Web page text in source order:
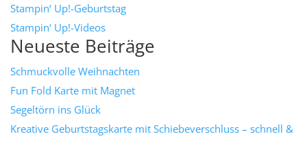
Stampin‘ Up!-Geburtstag
Stampin‘ Up!-Videos
Neueste Beiträge
Schmuckvolle Weihnachten
Fun Fold Karte mit Magnet
Segeltörn ins Glück
Kreative Geburtstagskarte mit Schiebeverschluss – schnell &